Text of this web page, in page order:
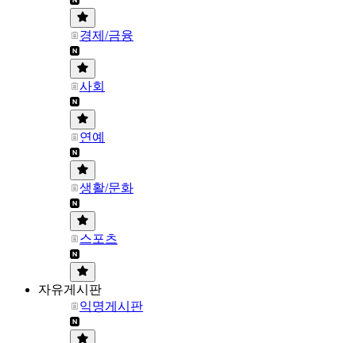
경제/금융
사회
연예
생활/문화
스포츠
자유게시판
익명게시판